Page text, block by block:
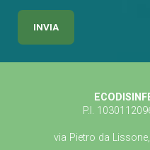
P.I.
via Pietro da